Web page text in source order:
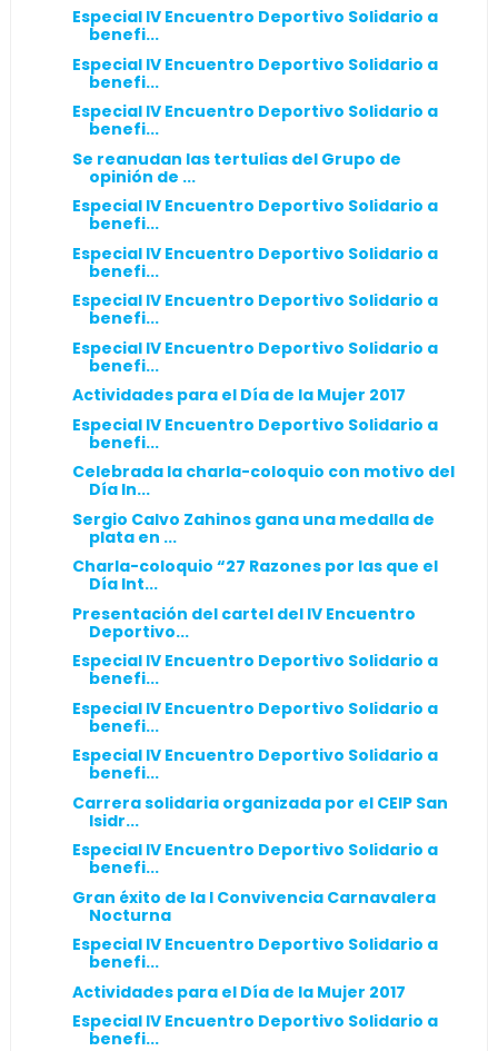
Especial IV Encuentro Deportivo Solidario a
benefi...
Especial IV Encuentro Deportivo Solidario a
benefi...
Especial IV Encuentro Deportivo Solidario a
benefi...
Se reanudan las tertulias del Grupo de
opinión de ...
Especial IV Encuentro Deportivo Solidario a
benefi...
Especial IV Encuentro Deportivo Solidario a
benefi...
Especial IV Encuentro Deportivo Solidario a
benefi...
Especial IV Encuentro Deportivo Solidario a
benefi...
Actividades para el Día de la Mujer 2017
Especial IV Encuentro Deportivo Solidario a
benefi...
Celebrada la charla-coloquio con motivo del
Día In...
Sergio Calvo Zahinos gana una medalla de
plata en ...
Charla-coloquio “27 Razones por las que el
Día Int...
Presentación del cartel del IV Encuentro
Deportivo...
Especial IV Encuentro Deportivo Solidario a
benefi...
Especial IV Encuentro Deportivo Solidario a
benefi...
Especial IV Encuentro Deportivo Solidario a
benefi...
Carrera solidaria organizada por el CEIP San
Isidr...
Especial IV Encuentro Deportivo Solidario a
benefi...
Gran éxito de la I Convivencia Carnavalera
Nocturna
Especial IV Encuentro Deportivo Solidario a
benefi...
Actividades para el Día de la Mujer 2017
Especial IV Encuentro Deportivo Solidario a
benefi...